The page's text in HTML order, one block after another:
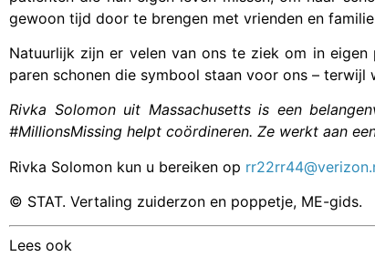
gewoon tijd door te brengen met vrienden en
Natuurlijk zijn er velen van ons te ziek om in
paren schonen die symbool staan voor ons –
Rivka Solomon uit Massachusetts is een
#MillionsMissing helpt coördineren. Ze werkt aan
Rivka Solomon kun u bereiken op
© STAT. Vertaling zuiderzon en poppetje, ME-gids.
Lees ook